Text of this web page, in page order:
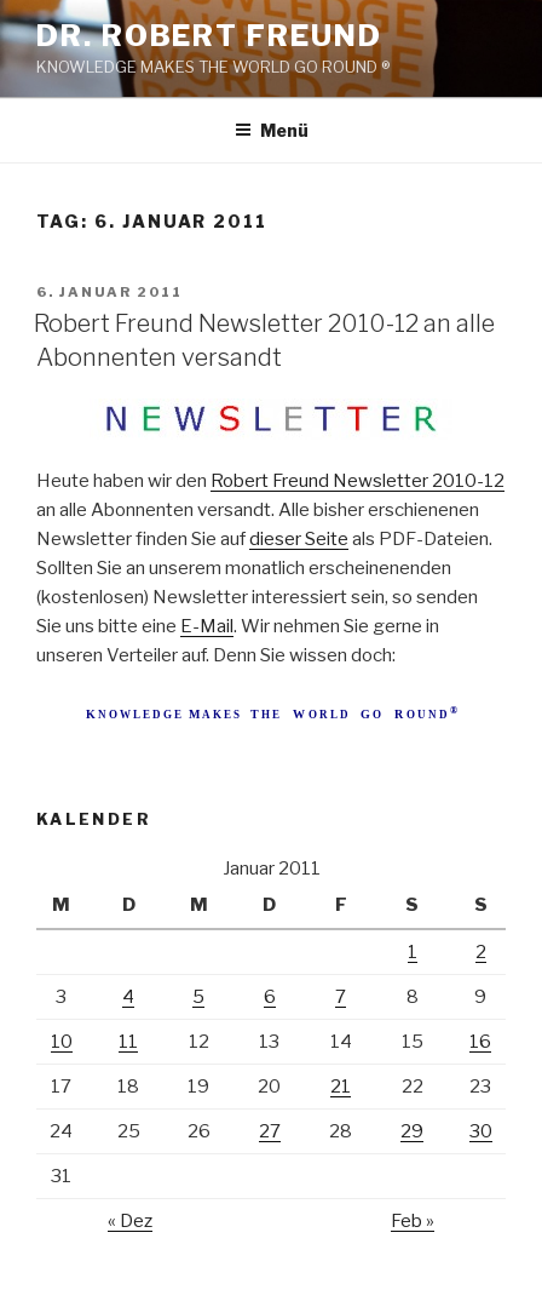
Zum
Inhalt
springen
DR. ROBERT FREUND
KNOWLEDGE MAKES THE WORLD GO ROUND ®
Menü
TAG: 6. JANUAR 2011
VERÖFFENTLICHT
AM
6. JANUAR 2011
Robert Freund Newsletter 2010-12 an alle
Abonnenten versandt
Heute haben wir den Robert Freund Newsletter 2010-12
an alle Abonnenten versandt. Alle bisher erschienenen
Newsletter finden Sie aufdieser Seite als PDF-Dateien.
Sollten Sie an unserem monatlich erscheinenenden
(kostenlosen) Newsletter interessiert sein, so senden
Sie uns bitte eine E-Mail. Wir nehmen Sie gerne in
unseren Verteiler auf. Denn Sie wissen doch:
K N O W L E D G EB MA K E SB TH E W O R L D GO R O U N D ®
KALENDER
Januar 2011
M
D M D F S S
1 2
3 4 5 6 7 8 9
10 11 12 13 14 15 16
17 18 19 20 21 22 23
24 25 26 27 28 29 30
31
« Dez Feb »